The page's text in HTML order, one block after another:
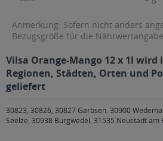
Anmerkung: Sofern nicht anders
Bezugsgröße für die
Vilsa Orange-Mango 12 x 1l wird
Regionen, Städten, Orten und
geliefert
30823, 30826, 30827 Garbsen, 30900
Seelze, 30938 Burgwedel, 31535 Neustadt am